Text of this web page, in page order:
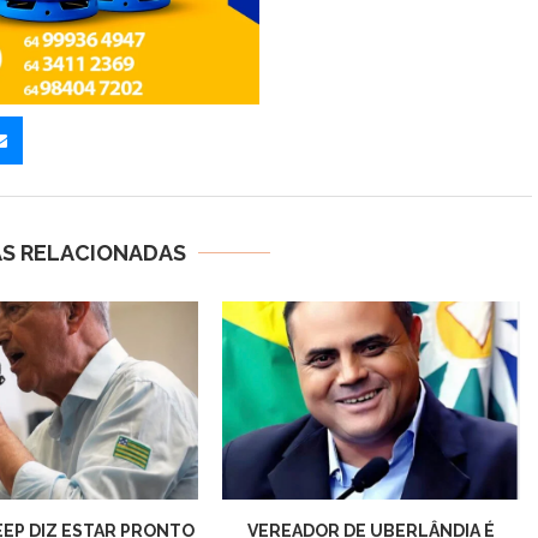
RELACIONADAS
DIZ ESTAR PRONTO VEREADOR DE UBERLÂNDIA É